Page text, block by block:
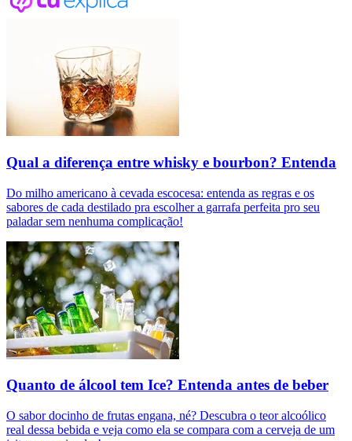
Qual a diferença entre whisky e bourbon? Entenda
Do milho americano à cevada escocesa: entenda as regras e os
sabores de cada destilado pra escolher a garrafa perfeita pro seu
paladar sem nenhuma complicação!
Quanto de álcool tem Ice? Entenda antes de beber
O sabor docinho de frutas engana, né? Descubra o teor alcoólico
real dessa bebida e veja como ela se compara com a cerveja de um